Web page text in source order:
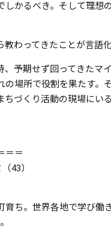
しかるべき。そして理
わってきたことが言語
、予期せず回ってきた
の場所で役割を果たす
ちづくり活動の現場に
＝＝
43）
育ち。世界各地で学び